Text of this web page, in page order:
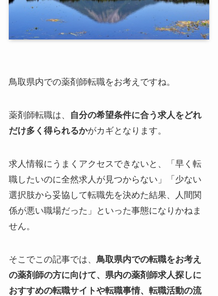
鳥取県内での薬剤師転職をお考えですね。
薬剤師転職は、
自分の希望条件に合う求人をどれ
だけ多く得られるかがカギとなります。
求人情報にうまくアクセスできないと、「早く転
職したいのに全然求人が見つからない」「少ない
選択肢から妥協して転職先を決めた結果、人間関
係が悪い職場だった」といった事態になりかねま
せん。
そこでこの記事では、 鳥取県内での転職をお考え
の薬剤師の方に向けて、県内の薬剤師求人探しに
おすすめの転職サイトや転職事情、転職活動の流